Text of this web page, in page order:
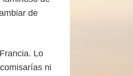
de
Lo
ni